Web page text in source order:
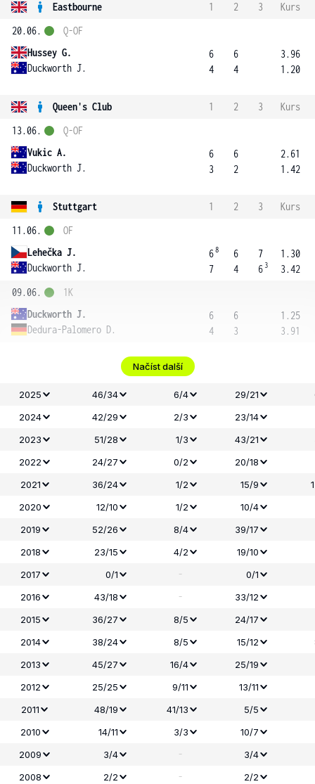
Eastbourne 1 2 3
Kurs
20.06.
Hussey G.
Duckworth J.
Q-OF
6
4
6
4
3.96
1.20
Queen's Club 1 2 3
Kurs
13.06.
Vukic A.
Duckworth J.
Q-OF
6
3
6
2
2.61
1.42
Stuttgart 1 2 3
Kurs
11.06.
Lehečka J.
Duckworth J.
OF
68
7
6
4
7
6 3
1.30
3.42
09.06.
Duckworth J.
Dedura-Palomero D.
1K
6
4
6
3
1.25
3.91
Načíst další
2025 46/34 6/4 29/21
2024
42/29 2/3 23/14
2023
51/28 1/3 43/21
2022
24/27 0/2
20/18
2021
36/24 1/2 15/9
2020
12/10 1/2
10/4
2019
52/26 8/4
39/17
2018
23/15 4/2
19/10
2017
0/1 -
0/1
2016
43/18 -
33/12
2015
36/27 8/5 24/17
2014
38/24 8/5 15/12
2013
45/27 16/4
25/19
2012
25/25 9/11
13/11
2011
48/19 41/13
5/5
2010
14/11 3/3
10/7
2009
3/4 -
3/4
2008
2/2 - 2/2